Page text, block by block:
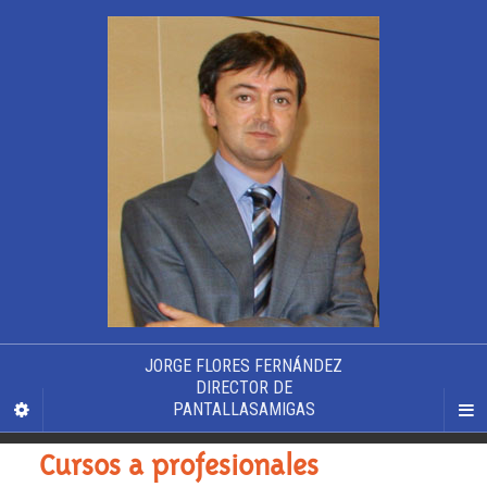
JORGE FLORES FERNÁNDEZ
DIRECTOR DE
PANTALLASAMIGAS
Cursos a profesionales